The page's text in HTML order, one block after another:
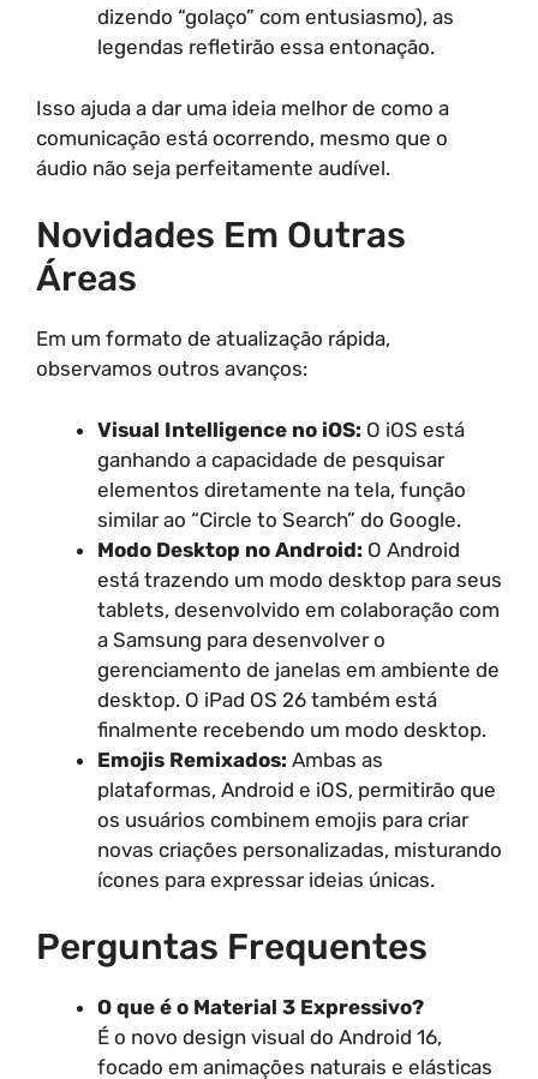
dizendo “golaço” com entusiasmo), as
legendas refletirão essa entonação.
Isso ajuda a dar uma ideia melhor de como a
comunicação está ocorrendo, mesmo que o
áudio não seja perfeitamente audível.
Novidades Em Outras
Áreas
Em um formato de atualização rápida,
observamos outros avanços:
Visual Intelligence no iOS: O iOS está
ganhando a capacidade de pesquisar
elementos diretamente na tela, função
similar ao “Circle to Search” do Google.
Modo Desktop no Android: O Android
está trazendo um modo desktop para seus
tablets, desenvolvido em colaboração com
a Samsung para desenvolver o
gerenciamento de janelas em ambiente de
desktop. O iPad OS 26 também está
finalmente recebendo um modo desktop.
Emojis Remixados: Ambas as
plataformas, Android e iOS, permitirão que
os usuários combinem emojis para criar
novas criações personalizadas, misturando
ícones para expressar ideias únicas.
Perguntas Frequentes
O que é o Material 3 Expressivo?
É o novo design visual do Android 16,
focado em animações naturais e elásticas